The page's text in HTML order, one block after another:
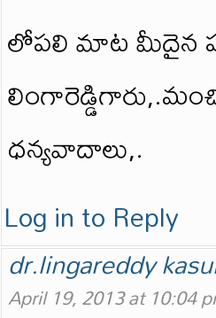
లోపలి మాట మీదైన
ధన్యవాదాలు,.
Log in to Reply
dr.lingareddy
April 19, 2013 at 10:04